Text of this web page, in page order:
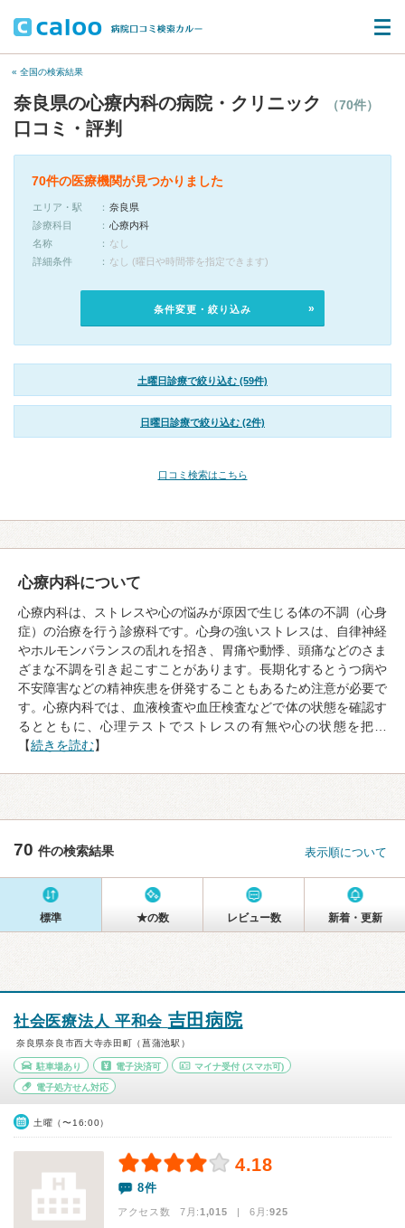
« 全国の検索結果
奈良県の心療内科の病院・クリニック （70件）
口コミ・評判
70件の医療機関が見つかりました
エリア・駅
奈良県
診療科目
心療内科
名称
なし
詳細条件
なし (曜日や時間帯を指定できます)
条件変更・絞り込み
土曜日診療で絞り込む (59件)
日曜日診療で絞り込む (2件)
口コミ検索はこちら
心療内科について
心療内科は、ストレスや心の悩みが原因で生じる体の不調（心身
症）の治療を行う診療科です。心身の強いストレスは、自律神経
やホルモンバランスの乱れを招き、胃痛や動悸、頭痛などのさま
ざまな不調を引き起こすことがあります。長期化するとうつ病や
不安障害などの精神疾患を併発することもあるため注意が必要で
す。心療内科では、血液検査や血圧検査などで体の状態を確認す
るとともに、心理テストでストレスの有無や心の状態を把…
【続きを読む】
70 件の検索結果 表示順について
標準 ★の数 レビュー数 新着・更新
社会医療法人 平和会 吉田病院
奈良県奈良市西大寺赤田町（菖蒲池駅）
駐車場あり 電子決済可 マイナ受付 (スマホ可)
電子処方せん対応
土曜（〜16:00）
4.18
8件
アクセス数 7月:1,015 | 6月:925